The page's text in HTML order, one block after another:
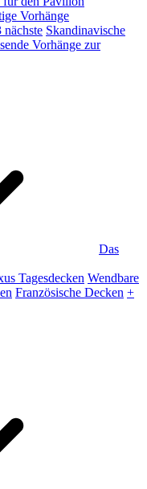
Vorhänge
nächste Skandinavische
Vorhänge zur
Das
Tagesdecken Wendbare
Französische Decken +